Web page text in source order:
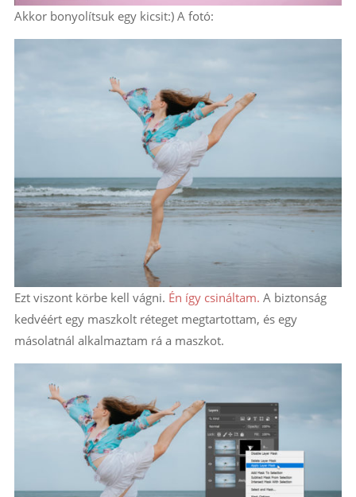
Akkor bonyolítsuk egy kicsit:) A fotó:
Ezt viszont körbe kell vágni. Én így csináltam. A biztonság
kedvéért egy maszkolt réteget megtartottam, és egy
másolatnál alkalmaztam rá a maszkot.